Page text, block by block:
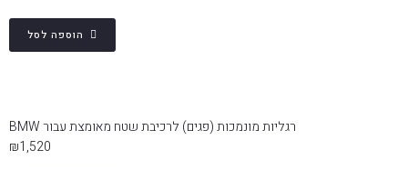
הוספה לסל
רגליות מונמכות (פגים) לרכיבת שטח מאומצת עבור BMW
₪1,520